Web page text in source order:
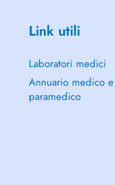
Link utili
Laboratori medici
Annuario medico e
paramedico